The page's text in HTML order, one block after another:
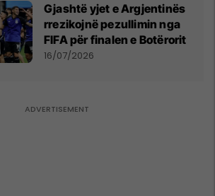
Gjashtë yjet e Argjentinës
rrezikojnë pezullimin nga
FIFA për finalen e Botërorit
16/07/2026